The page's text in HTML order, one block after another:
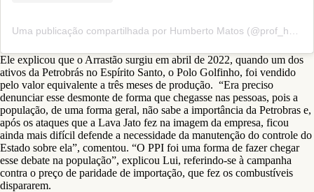
Ele explicou que o Arrastão surgiu em abril de 2022, quando um dos
ativos da Petrobrás no Espírito Santo, o Polo Golfinho, foi vendido
pelo valor equivalente a três meses de produção. “Era preciso
denunciar esse desmonte de forma que chegasse nas pessoas, pois a
população, de uma forma geral, não sabe a importância da Petrobras e,
após os ataques que a Lava Jato fez na imagem da empresa, ficou
ainda mais difícil defende a necessidade da manutenção do controle do
Estado sobre ela”, comentou. “O PPI foi uma forma de fazer chegar
esse debate na população”, explicou Lui, referindo-se à campanha
contra o preço de paridade de importação, que fez os combustíveis
dispararem.